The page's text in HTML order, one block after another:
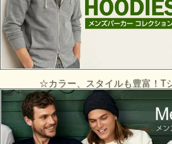
☆カラー、スタイルも豊富！T